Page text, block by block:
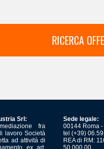
RICERCA
Srl:
fra
lavoro Società
ad attività di
ex art.
Sede legale:
00144 Roma
tel (+39)
REA di RM:
50.000,00